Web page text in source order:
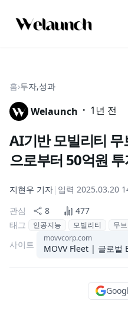
홈›투자,성과
Welaunch · 1년 전
AI기반 모빌리티 무
으로부터 50억원
지현우 기자| 입력 2025.03.20
관심
8
477
태그
인공지능 모빌리티 무브
사이트
movvcorp.com
MOVV Fleet | 글로벌